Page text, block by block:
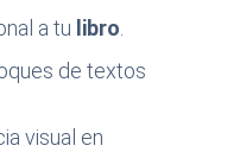
a tu libro.
de textos
visual en